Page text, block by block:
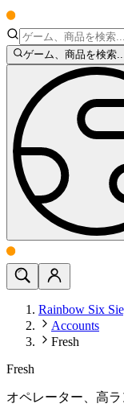
ゲーム、商品を検索
Rainbow Six
Accounts
Fresh
Fresh
オペレーター、高